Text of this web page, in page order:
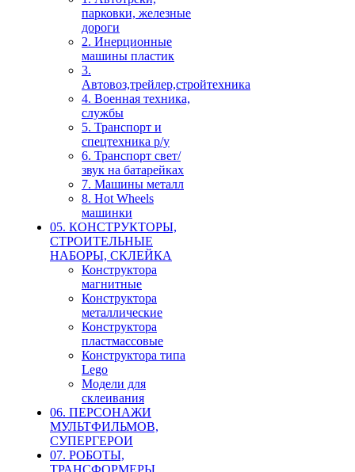
парковки, железные
дороги
2. Инерционные
машины пластик
3.
Автовоз,трейлер,стройтехника
4. Военная техника,
службы
5. Транспорт и
спецтехника р/у
6. Транспорт свет/
звук на батарейках
7. Машины металл
8. Hot Wheels
машинки
05. КОНСТРУКТОРЫ,
СТРОИТЕЛЬНЫЕ
НАБОРЫ, СКЛЕЙКА
Конструктора
магнитные
Конструктора
металлические
Конструктора
пластмассовые
Конструктора типа
Lego
Модели для
склеивания
06. ПЕРСОНАЖИ
МУЛЬТФИЛЬМОВ,
СУПЕРГЕРОИ
07. РОБОТЫ,